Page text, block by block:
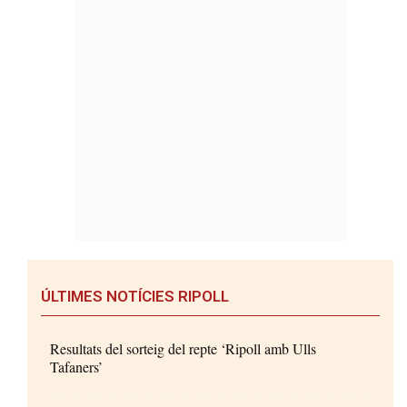
ÚLTIMES NOTÍCIES RIPOLL
Resultats del sorteig del repte ‘Ripoll amb Ulls
Tafaners’